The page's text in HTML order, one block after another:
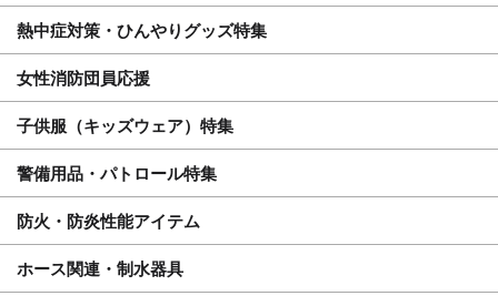
熱中症対策・ひんやりグッズ特集
女性消防団員応援
子供服（キッズウェア）特集
警備用品・パトロール特集
防火・防炎性能アイテム
ホース関連・制水器具